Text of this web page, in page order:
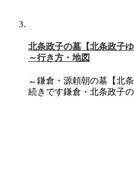
北条政子の墓【北条政子
～行き方・地図
←鎌倉・源頼朝の墓【北
続きです鎌倉・北条政子